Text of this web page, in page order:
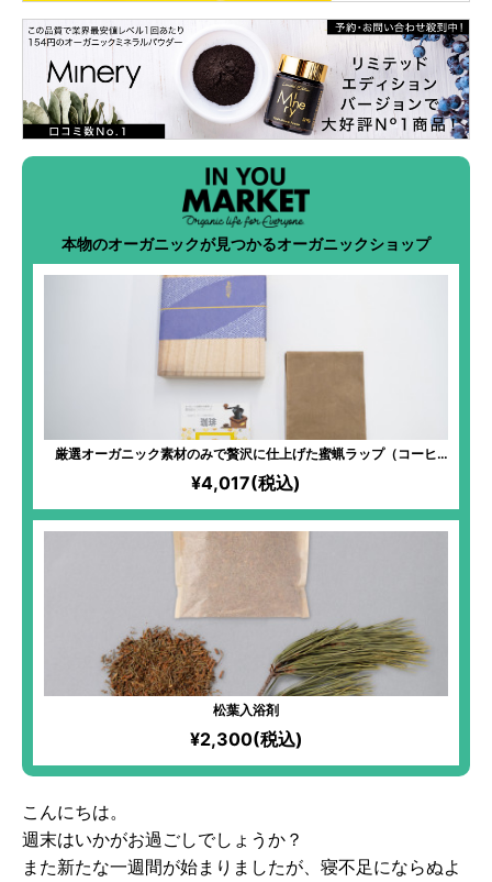
本物のオーガニックが見つかるオーガニックショップ
厳選オーガニック素材のみで贅沢に仕上げた蜜蝋ラップ（コーヒ
ー）
¥4,017(税込)
松葉入浴剤
¥2,300(税込)
こんにちは。
週末はいかがお過ごしでしょうか？
また新たな一週間が始まりましたが、寝不足にならぬよ